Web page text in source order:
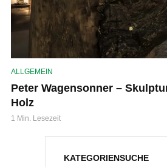
ALLGEMEIN
Peter Wagensonner –
Holz
1 Min. Lesezeit
KATEGORIENSUCHE